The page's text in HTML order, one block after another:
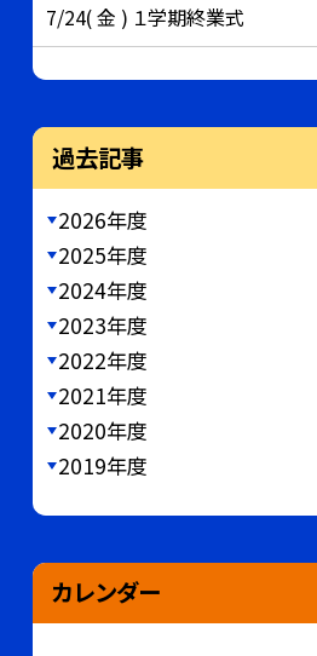
7/24( 金 ) １学期終業式
過去記事
2026年度
2025年度
2024年度
2023年度
2022年度
2021年度
2020年度
2019年度
カレンダー